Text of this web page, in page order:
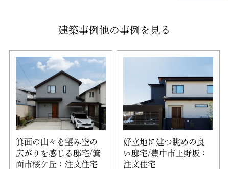
建築事例他の事例を見る
箕面の山々を望み空の
広がりを感じる邸宅/箕
面市桜ケ丘：注文住宅
好立地に建つ眺めの良
い邸宅/豊中市上野坂：
注文住宅